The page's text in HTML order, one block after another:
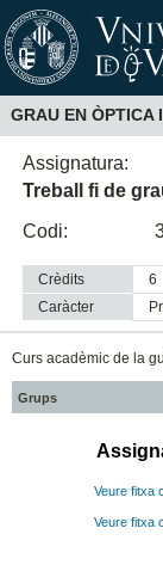
GRAU EN ÒPTICA
Assignatura:
Treball fi de
Codi:
Crèdits
6
Caràcter
Curs acadèmic de la
Grups
Veure fitxa
Veure fitxa